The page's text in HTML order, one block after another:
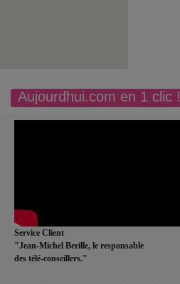
Aujourdhui.com en 1 clic !
Service Client
"Jean-Michel Berille, le responsable
des télé-conseillers."